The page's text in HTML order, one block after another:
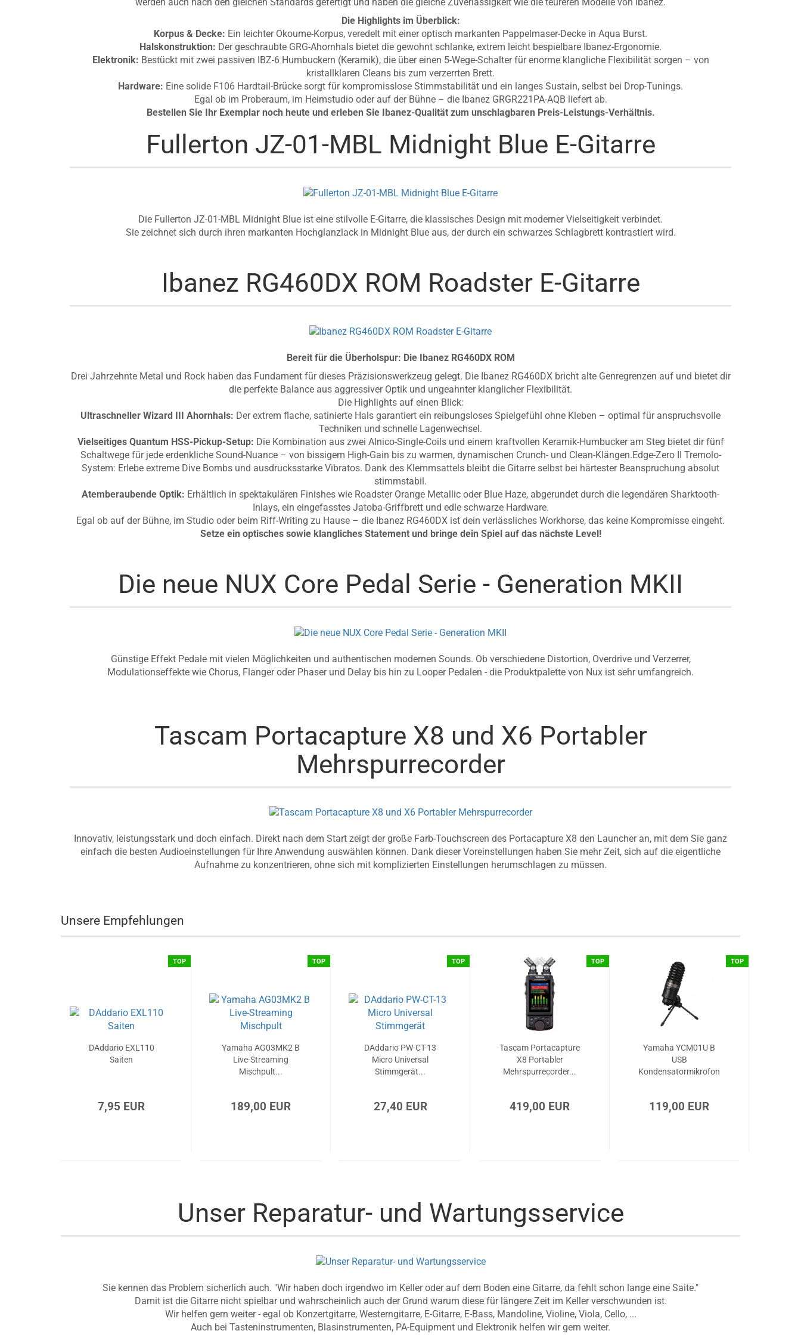
Die Highlights im Überblick:
Korpus & Decke: Ein leichter Okoume-Korpus, veredelt mit einer optisch markanten Pappelmaser-Decke in Aqua Burst.
Halskonstruktion: Der geschraubte GRG-Ahornhals bietet die gewohnt schlanke, extrem leicht bespielbare Ibanez-Ergonomie.
Elektronik: Bestückt mit zwei passiven IBZ-6 Humbuckern (Keramik), die über einen 5-Wege-Schalter für enorme klangliche Flexibilität sorgen – von
kristallklaren Cleans bis zum verzerrten Brett.
Hardware: Eine solide F106 Hardtail-Brücke sorgt für kompromisslose Stimmstabilität und ein langes Sustain, selbst bei Drop-Tunings.
Egal ob im Proberaum, im Heimstudio oder auf der Bühne – die Ibanez GRGR221PA-AQB liefert ab.
Bestellen Sie Ihr Exemplar noch heute und erleben Sie Ibanez-Qualität zum unschlagbaren Preis-Leistungs-Verhältnis.
Fullerton JZ-01-MBL Midnight Blue E-Gitarre
Die Fullerton JZ-01-MBL Midnight Blue ist eine stilvolle E-Gitarre, die klassisches Design mit moderner Vielseitigkeit verbindet.
Sie zeichnet sich durch ihren markanten Hochglanzlack in Midnight Blue aus, der durch ein schwarzes Schlagbrett kontrastiert wird.
Ibanez RG460DX ROM Roadster E-Gitarre
Bereit für die Überholspur: Die Ibanez RG460DX ROM
Drei Jahrzehnte Metal und Rock haben das Fundament für dieses Präzisionswerkzeug gelegt. Die Ibanez RG460DX bricht alte Genregrenzen auf und bietet dir
die perfekte Balance aus aggressiver Optik und ungeahnter klanglicher Flexibilität.
Die Highlights auf einen Blick:
Ultraschneller Wizard III Ahornhals: Der extrem flache, satinierte Hals garantiert ein reibungsloses Spielgefühl ohne Kleben – optimal für anspruchsvolle
Techniken und schnelle Lagenwechsel.
Vielseitiges Quantum HSS-Pickup-Setup: Die Kombination aus zwei Alnico-Single-Coils und einem kraftvollen Keramik-Humbucker am Steg bietet dir fünf
Schaltwege für jede erdenkliche Sound-Nuance – von bissigem High-Gain bis zu warmen, dynamischen Crunch- und Clean-Klängen.Edge-Zero II Tremolo-
System: Erlebe extreme Dive Bombs und ausdrucksstarke Vibratos. Dank des Klemmsattels bleibt die Gitarre selbst bei härtester Beanspruchung absolut
stimmstabil.
Atemberaubende Optik: Erhältlich in spektakulären Finishes wie Roadster Orange Metallic oder Blue Haze, abgerundet durch die legendären Sharktooth-
Inlays, ein eingefasstes Jatoba-Griffbrett und edle schwarze Hardware.
Egal ob auf der Bühne, im Studio oder beim Riff-Writing zu Hause – die Ibanez RG460DX ist dein verlässliches Workhorse, das keine Kompromisse eingeht.
Setze ein optisches sowie klangliches Statement und bringe dein Spiel auf das nächste Level!
Die neue NUX Core Pedal Serie - Generation MKII
Günstige Effekt Pedale mit vielen Möglichkeiten und authentischen modernen Sounds. Ob verschiedene Distortion, Overdrive und Verzerrer,
Modulationseffekte wie Chorus, Flanger oder Phaser und Delay bis hin zu Looper Pedalen - die Produktpalette von Nux ist sehr umfangreich.
Tascam Portacapture X8 und X6 Portabler
Mehrspurrecorder
Innovativ, leistungsstark und doch einfach. Direkt nach dem Start zeigt der große Farb-Touchscreen des Portacapture X8 den Launcher an, mit dem Sie ganz
einfach die besten Audioeinstellungen für Ihre Anwendung auswählen können. Dank dieser Voreinstellungen haben Sie mehr Zeit, sich auf die eigentliche
Aufnahme zu konzentrieren, ohne sich mit komplizierten Einstellungen herumschlagen zu müssen.
Unsere Empfehlungen
TOP
DAddario EXL110
Saiten
7,95 EUR
TOP
Yamaha AG03MK2 B
Live-Streaming
Mischpult...
189,00 EUR
TOP
DAddario PW-CT-13
Micro Universal
Stimmgerät...
27,40 EUR
TOP
Tascam Portacapture
X8 Portabler
Mehrspurrecorder...
419,00 EUR
TOP
Yamaha YCM01U B
USB
Kondensatormikrofon
119,00 EUR
Unser Reparatur- und Wartungsservice
Sie kennen das Problem sicherlich auch. "Wir haben doch irgendwo im Keller oder auf dem Boden eine Gitarre, da fehlt schon lange eine Saite."
Damit ist die Gitarre nicht spielbar und wahrscheinlich auch der Grund warum diese für längere Zeit im Keller verschwunden ist.
Wir helfen gern weiter - egal ob Konzertgitarre, Westerngitarre, E-Gitarre, E-Bass, Mandoline, Violine, Viola, Cello, ...
Auch bei Tasteninstrumenten, Blasinstrumenten, PA-Equipment und Elektronik helfen wir gern weiter.